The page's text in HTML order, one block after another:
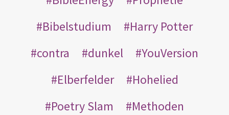
Bibelstudium
Harry Potter
contra
dunkel
YouVersion
Elberfelder
Hohelied
Poetry Slam
Methoden